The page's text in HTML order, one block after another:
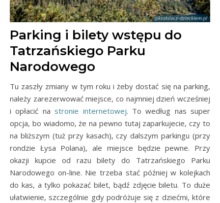
Parking i bilety wstępu do
Tatrzańskiego Parku
Narodowego
Tu zaszły zmiany w tym roku i żeby dostać się na parking,
należy zarezerwować miejsce, co najmniej dzień wcześniej
i opłacić nastronie internetowej. To według nas super
opcja, bo wiadomo, że na pewno tutaj zaparkujecie, czy to
na bliższym (tuż przy kasach), czy dalszym parkingu (przy
rondzie Łysa Polana), ale miejsce będzie pewne. Przy
okazji kupcie od razu bilety do Tatrzańskiego Parku
Narodowego on-line. Nie trzeba stać później w kolejkach
do kas, a tylko pokazać bilet, bądź zdjęcie biletu. To duże
ułatwienie, szczególnie gdy podróżuje się z dziećmi, które